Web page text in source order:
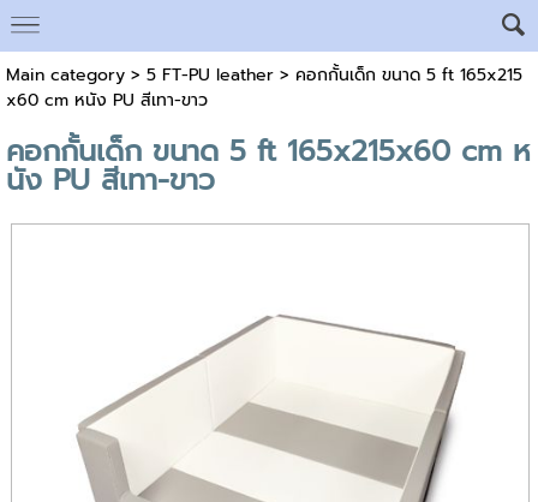
Main category> 5 FT-PU leather> คอกกั้นเด็ก ขนาด 5 ft 165x215
x60 cm หนัง PU สีเทา-ขาว
คอกกั้นเด็ก ขนาด 5 ft 165x215x60 cm ห
นัง PU สีเทา-ขาว